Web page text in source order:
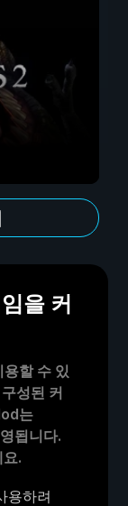
을 커
할 수 있
성된 커
는
됩니다.
.
용하려